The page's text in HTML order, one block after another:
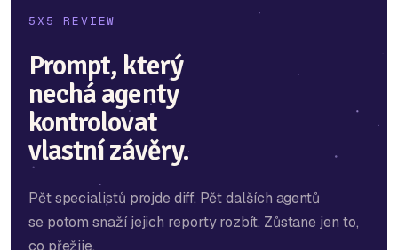
5X5 REVIEW
Prompt, který
nechá agenty
kontrolovat
vlastní závěry.
Pět specialistů projde diff. Pět dalších agentů
se potom snaží jejich reporty rozbít. Zůstane jen to,
co přežije.